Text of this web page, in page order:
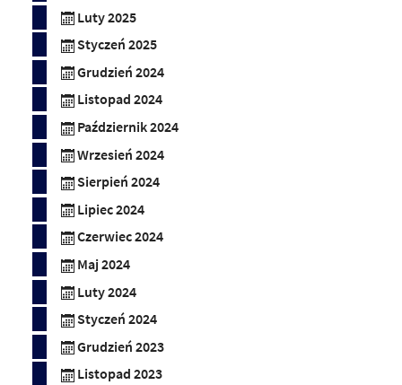
Luty 2025
Styczeń 2025
Grudzień 2024
Listopad 2024
Październik 2024
Wrzesień 2024
Sierpień 2024
Lipiec 2024
Czerwiec 2024
Maj 2024
Luty 2024
Styczeń 2024
Grudzień 2023
Listopad 2023